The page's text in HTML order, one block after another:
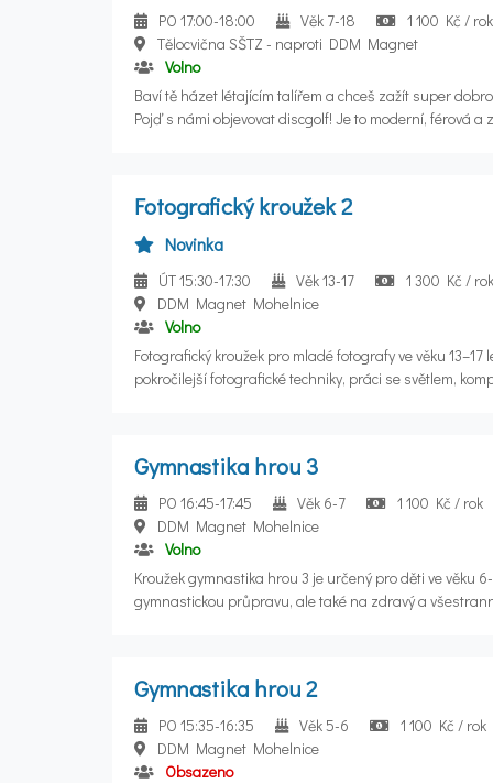
PO 17:00-18:00 Věk 7-18
1 100 Kč / rok
Tělocvična SŠTZ - naproti DDM Magnet
Volno
Baví tě házet létajícím talířem a chceš zažít super
Pojď s námi objevovat discgolf! Je to moderní, férová
Fotografický kroužek 2
Novinka
ÚT 15:30-17:30 Věk 13-17
1 300 Kč /
DDM Magnet Mohelnice
Volno
Fotografický kroužek pro mladé fotografy ve věku
pokročilejší fotografické techniky, práci se světlem,
Cílem je rozvoj kreativity, vnímání detailů a schopnosti
účastník si bude vytvářet vlastní portfolio vytištěných
dní – každý lichý týden
Gymnastika hrou 3
PO 16:45-17:45 Věk 6-7
1 100 Kč / rok
DDM Magnet Mohelnice
Volno
Kroužek gymnastika hrou 3 je určený pro děti ve věku
gymnastickou průpravu, ale také na zdravý a
Gymnastika hrou 2
PO 15:35-16:35 Věk 5-6
1 100 Kč / rok
DDM Magnet Mohelnice
Obsazeno